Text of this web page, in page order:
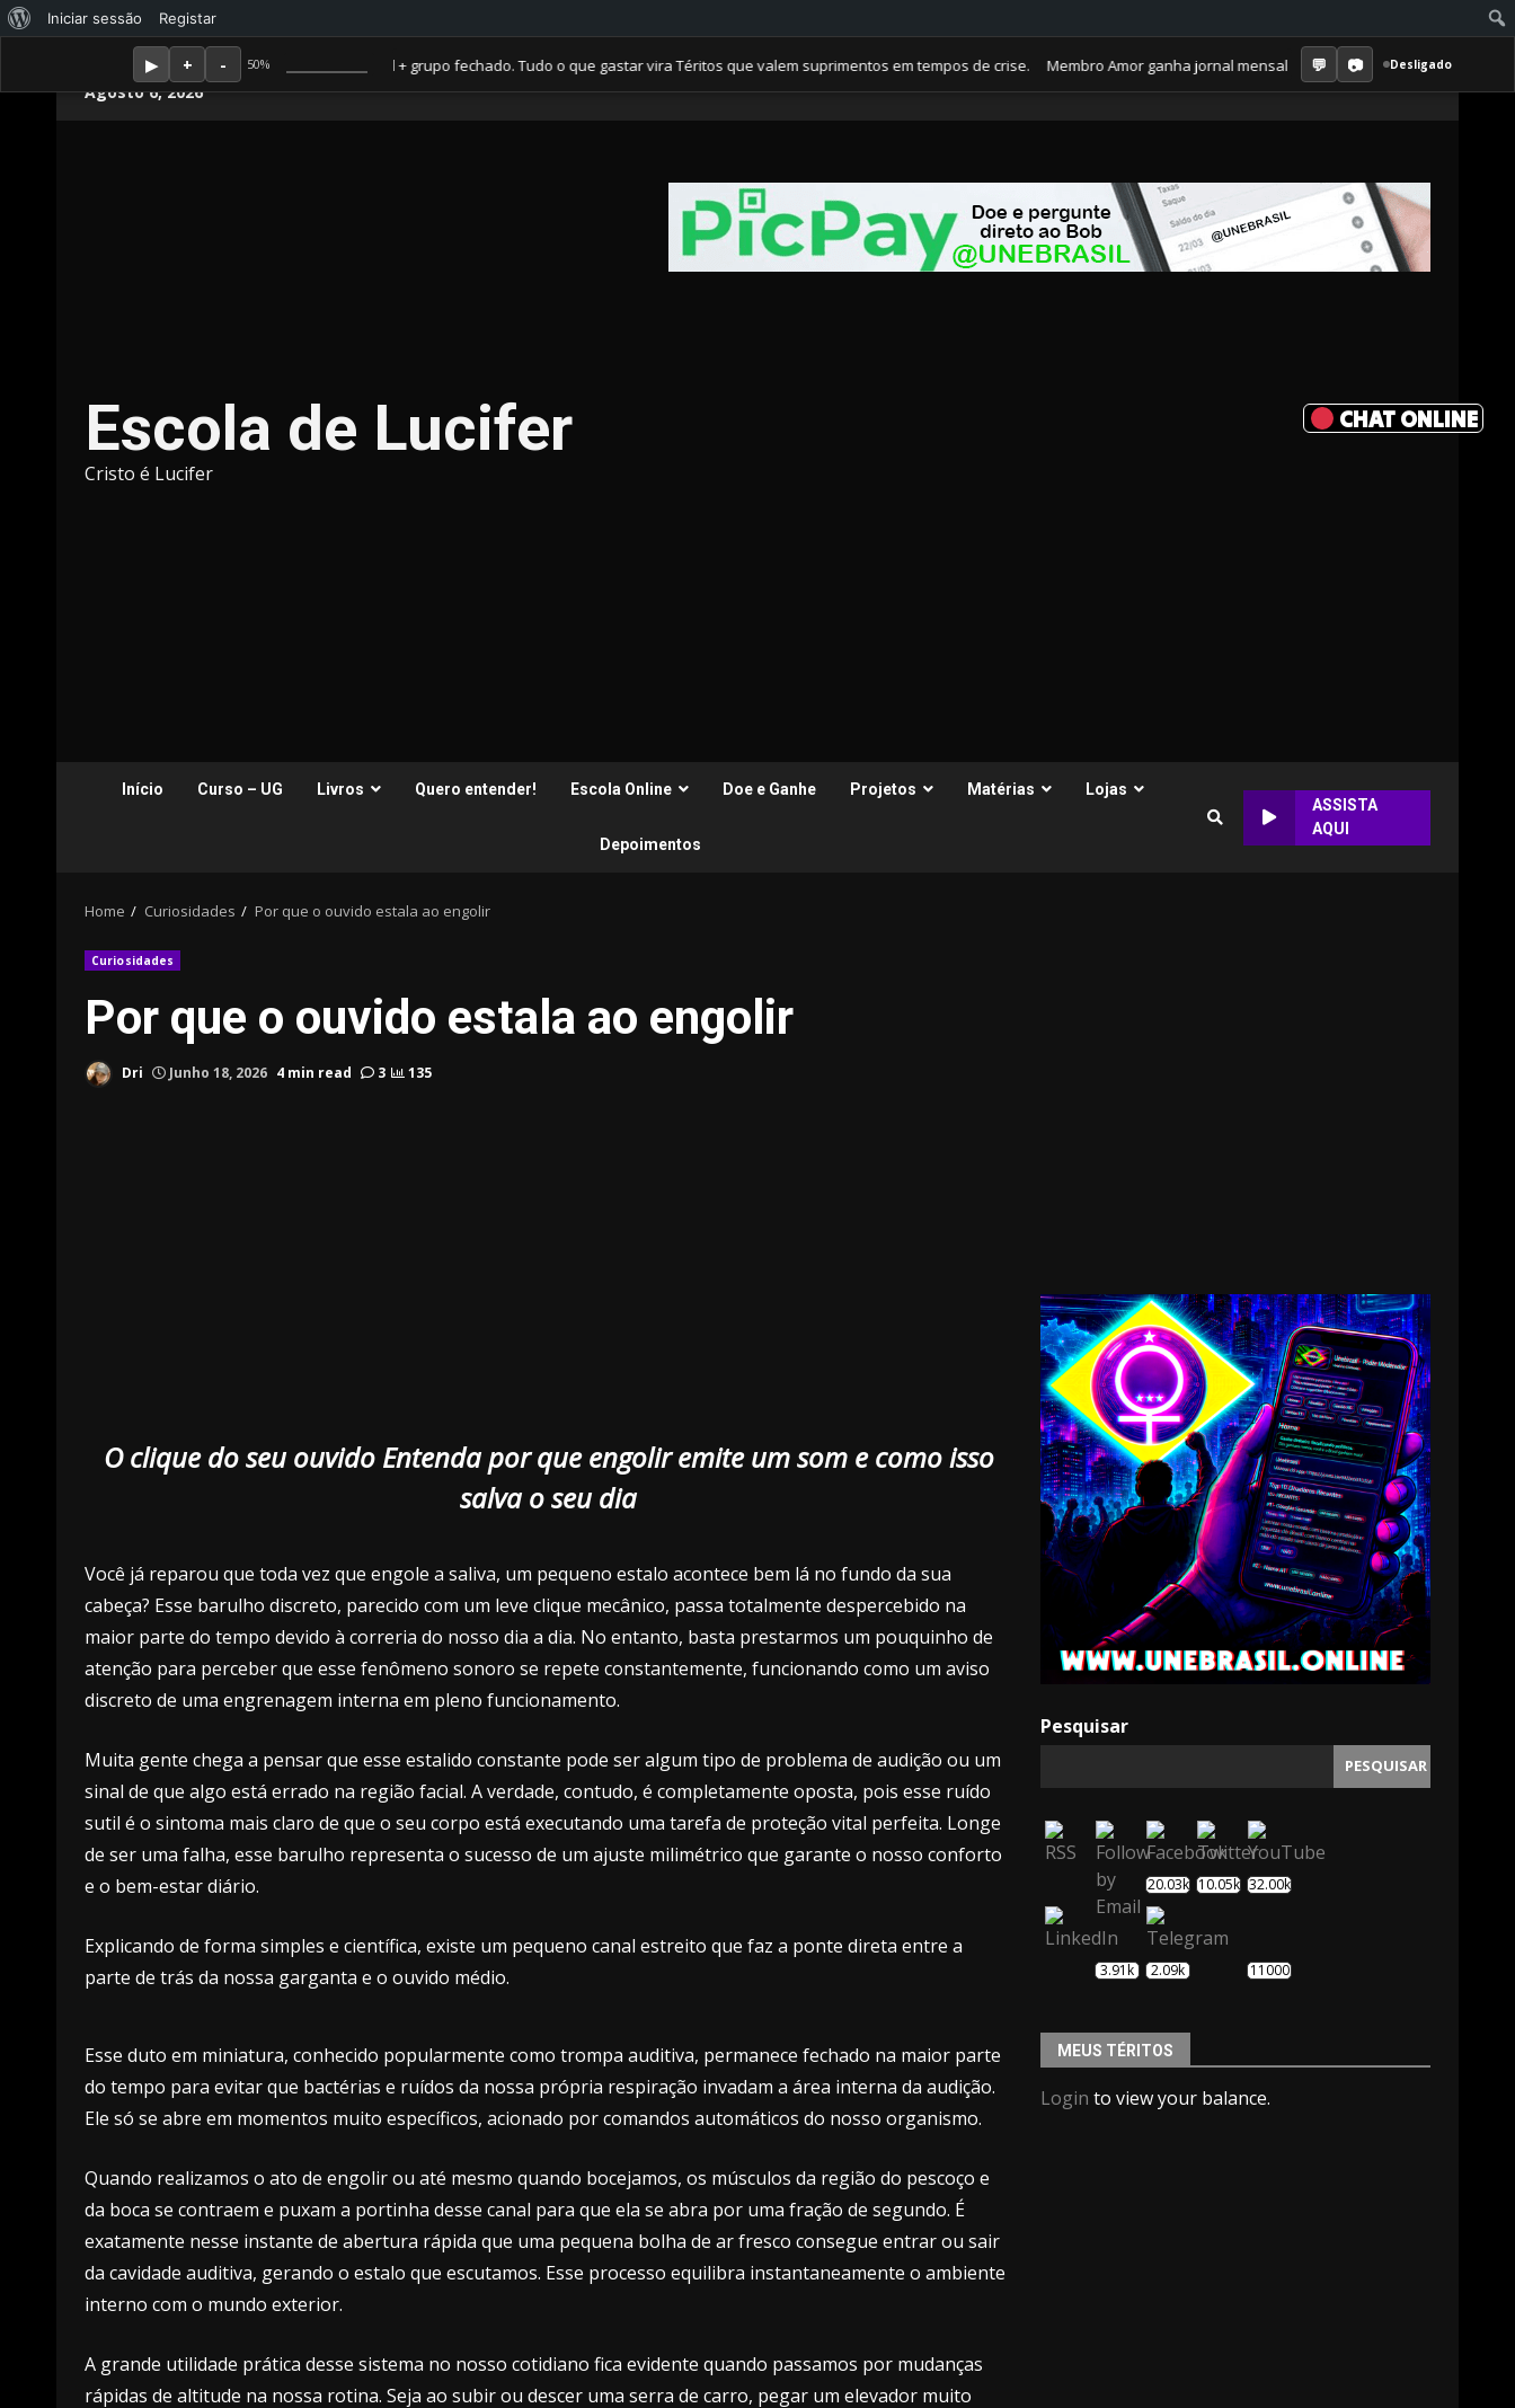
50%
Amor ganha jornal mensal + aula semanal + grupo fechado. Tudo o que gastar vira Téritos que valem suprimentos em tempos de crise. Membro Amor ganha jornal mensal + aula semanal + grupo fechado.
Desligado
Sobre
WordPress
Iniciar sessão Registar
Agosto 6, 2026
Escola de Lucifer
Cristo é Lucifer
CHAT ONLINE
Início Curso – UG Livros Quero entender! Escola Online Doe e Ganhe Projetos Matérias Lojas
Depoimentos
ASSISTA
AQUI
Home Curiosidades Por que o ouvido estala ao engolir
Curiosidades
Por que o ouvido estala ao engolir
Dri Junho 18, 2026 4 min read 3 135
O clique do seu ouvido Entenda por que engolir emite um som e como isso
salva o seu dia
Você já reparou que toda vez que engole a saliva, um pequeno estalo acontece bem lá no fundo da sua
cabeça? Esse barulho discreto, parecido com um leve clique mecânico, passa totalmente despercebido na
maior parte do tempo devido à correria do nosso dia a dia. No entanto, basta prestarmos um pouquinho de
atenção para perceber que esse fenômeno sonoro se repete constantemente, funcionando como um aviso
discreto de uma engrenagem interna em pleno funcionamento.
Muita gente chega a pensar que esse estalido constante pode ser algum tipo de problema de audição ou um
sinal de que algo está errado na região facial. A verdade, contudo, é completamente oposta, pois esse ruído
sutil é o sintoma mais claro de que o seu corpo está executando uma tarefa de proteção vital perfeita. Longe
de ser uma falha, esse barulho representa o sucesso de um ajuste milimétrico que garante o nosso conforto
e o bem-estar diário.
Explicando de forma simples e científica, existe um pequeno canal estreito que faz a ponte direta entre a
parte de trás da nossa garganta e o ouvido médio.
Esse duto em miniatura, conhecido popularmente como trompa auditiva, permanece fechado na maior parte
do tempo para evitar que bactérias e ruídos da nossa própria respiração invadam a área interna da audição.
Ele só se abre em momentos muito específicos, acionado por comandos automáticos do nosso organismo.
Quando realizamos o ato de engolir ou até mesmo quando bocejamos, os músculos da região do pescoço e
da boca se contraem e puxam a portinha desse canal para que ela se abra por uma fração de segundo. É
exatamente nesse instante de abertura rápida que uma pequena bolha de ar fresco consegue entrar ou sair
da cavidade auditiva, gerando o estalo que escutamos. Esse processo equilibra instantaneamente o ambiente
interno com o mundo exterior.
A grande utilidade prática desse sistema no nosso cotidiano fica evidente quando passamos por mudanças
rápidas de altitude na nossa rotina. Seja ao subir ou descer uma serra de carro, pegar um elevador muito
Pesquisar
PESQUISAR
20.03k 10.05k 32.00k
3.91k 2.09k 11000
MEUS TÉRITOS
Login to view your balance.